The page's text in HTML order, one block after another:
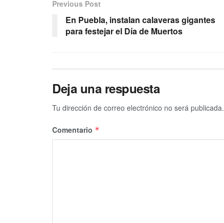
Previous Post
En Puebla, instalan calaveras gigantes
para festejar el Día de Muertos
Deja una respuesta
Tu dirección de correo electrónico no será publicada.
Comentario *